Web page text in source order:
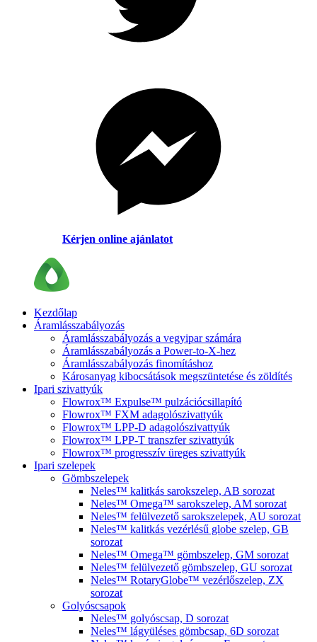
Kérjen online ajánlatot
Kezdőlap
Áramlásszabályozás
Áramlásszabályozás a vegyipar számára
Áramlásszabályozás a Power-to-X-hez
Áramlásszabályozás finomításhoz
Károsanyag kibocsátások megszüntetése és zöldítés
Ipari szivattyúk
Flowrox™ Expulse™ pulzációcsillapító
Flowrox™ FXM adagolószivattyúk
Flowrox™ LPP-D adagolószivattyúk
Flowrox™ LPP-T transzfer szivattyúk
Flowrox™ progresszív üreges szivattyúk
Ipari szelepek
Gömbszelepek
Neles™ kalitkás sarokszelep, AB sorozat
Neles™ Omega™ sarokszelep, AM sorozat
Neles™ felülvezető sarokszelepek, AU sorozat
Neles™ kalitkás vezérlésű globe szelep, GB
sorozat
Neles™ Omega™ gömbszelep, GM sorozat
Neles™ felülvezető gömbszelep, GU sorozat
Neles™ RotaryGlobe™ vezérlőszelep, ZX
sorozat
Golyóscsapok
Neles™ golyóscsap, D sorozat
Neles™ lágyüléses gömbcsap, 6D sorozat